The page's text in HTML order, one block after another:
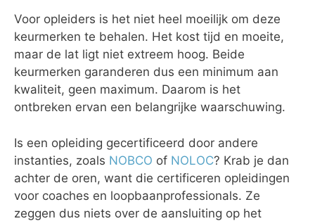
Voor opleiders is het niet heel moeilijk om deze
keurmerken te behalen. Het kost tijd en moeite,
maar de lat ligt niet extreem hoog. Beide
keurmerken garanderen dus een minimum aan
kwaliteit, geen maximum. Daarom is het
ontbreken ervan een belangrijke waarschuwing.
Is een opleiding gecertificeerd door andere
instanties, zoals NOBCO of NOLOC? Krab je dan
achter de oren, want die certificeren opleidingen
voor coaches en loopbaanprofessionals. Ze
zeggen dus niets over de aansluiting op het